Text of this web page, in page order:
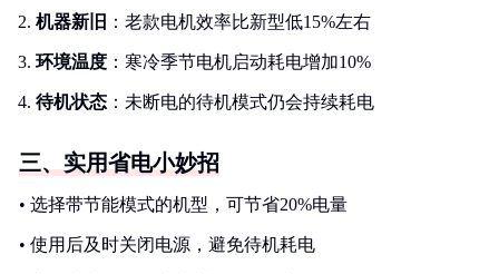
机器新旧 ：老款电机效率比新型低15%左右
环境温度 ：寒冷季节电机启动耗电增加10%
待机状态 ：未断电的待机模式仍会持续耗电
三、实用省电小妙招
• 选择带节能模式的机型，可节省20%电量
• 使用后及时关闭电源，避免待机耗电